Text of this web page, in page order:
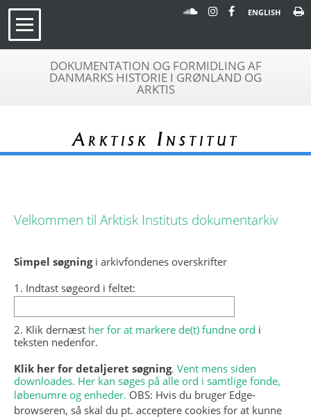
ENGLISH
DOKUMENTATION OG FORMIDLING AF
DANMARKS HISTORIE I GRØNLAND OG
ARKTIS
Arktisk Institut
Velkommen til Arktisk Instituts dokumentarkiv
Simpel søgningi arkivfondenes overskrifter
1. Indtast søgeord i feltet:
2. Klik dernæst her for at markere de(t) fundne ord i
teksten nedenfor.
Klik her for detaljeret søgning. Vent mens siden
downloades. Her kan søges på alle ord i samtlige fonde,
løbenumre og enheder. OBS: Hvis du bruger Edge-
browseren, så skal du pt. acceptere cookies for at kunne